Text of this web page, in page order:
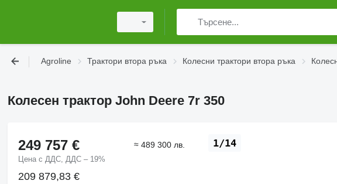
Agroline Трактори втора ръка Колесни трактори втора ръка
Колесен трактор John Deere 7r 350
1/14
249 757 €
Цена с ДДС, ДДС – 19%
≈ 489 300 лв.
209 879,83 €